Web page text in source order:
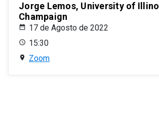
Jorge Lemos, University of
Champaign
17 de Agosto de 2022
15:30
Zoom